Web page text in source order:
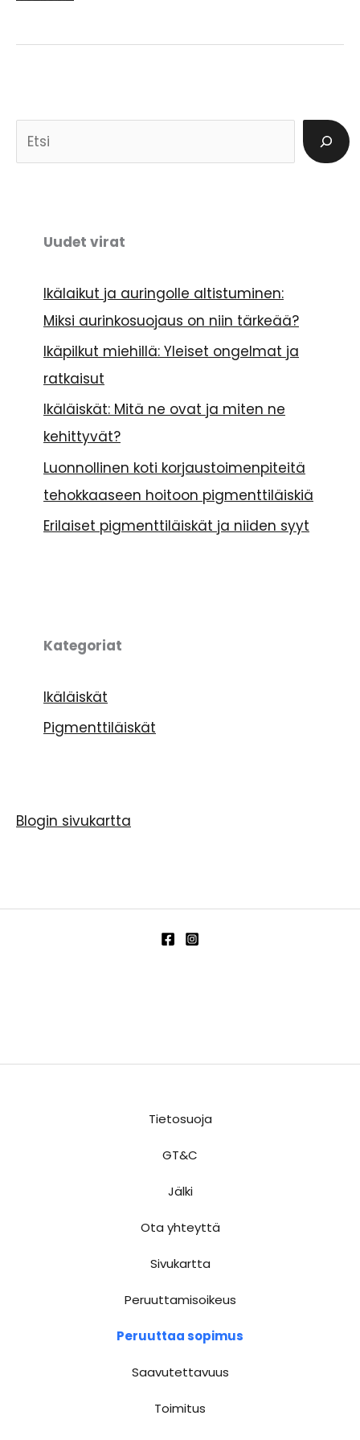
ja
t
Uudet virat
Ikälaikut ja auringolle altistuminen:
Miksi aurinkosuojaus on niin tärkeää?
Ikäpilkut miehillä: Yleiset ongelmat ja
ratkaisut
Ikäläiskät: Mitä ne ovat ja miten ne
kehittyvät?
Luonnollinen koti korjaustoimenpiteitä
tehokkaaseen hoitoon pigmenttiläiskiä
Erilaiset pigmenttiläiskät ja niiden syyt
Kategoriat
Ikäläiskät
Pigmenttiläiskät
Blogin sivukartta
Tietosuoja
GT&C
Jälki
Ota yhteyttä
Sivukartta
Peruuttamisoikeus
Peruuttaa sopimus
Saavutettavuus
Toimitus